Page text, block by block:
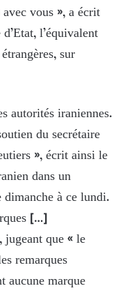
vous », a écrit
l’équivalent
sur
autorités iraniennes.
du secrétaire
», écrit ainsi le
dans un
à ce lundi.
[…]
que « le
remarques
aucune marque